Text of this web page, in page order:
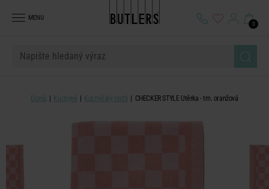
MENU
0
Domů Kuchyně Kuchyňský textil CHECKER STYLE Utěrka - tm. oranžová